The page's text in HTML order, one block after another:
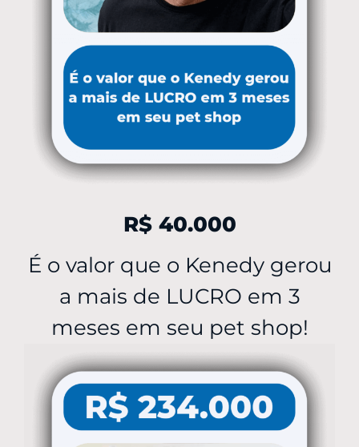
R$ 40.000
É o valor que o Kenedy gerou
a mais de LUCRO em 3
meses em seu pet shop!